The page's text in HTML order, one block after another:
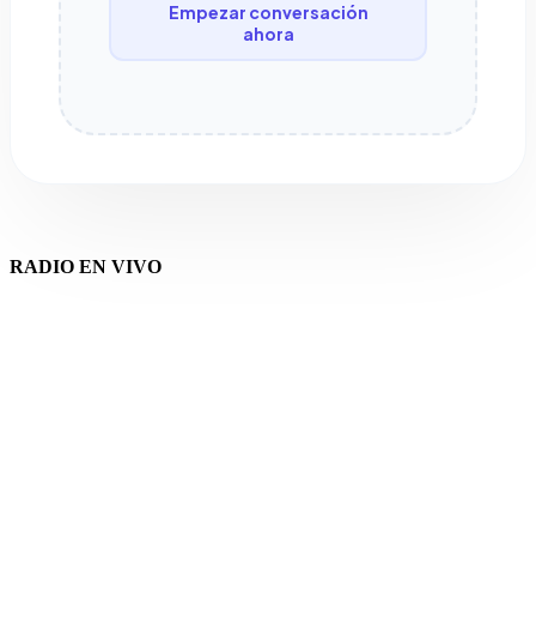
Empezar conversación
ahora
RADIO EN VIVO